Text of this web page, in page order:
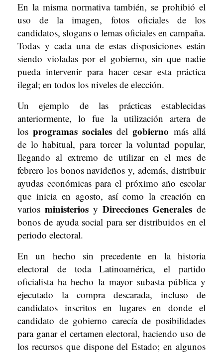
En la misma normativa también, se prohibió el
uso de la imagen, fotos oficiales de los
candidatos, slogans o lemas oficiales en campaña.
Todas y cada una de estas disposiciones están
siendo violadas por el gobierno, sin que nadie
pueda intervenir para hacer cesar esta práctica
ilegal; en todos los niveles de elección.
Un ejemplo de las prácticas establecidas
anteriormente, lo fue la utilización artera de
losprogramas socialesdelgobierno más allá
de lo habitual, para torcer la voluntad popular,
llegando al extremo de utilizar en el mes de
febrero los bonos navideños y, además, distribuir
ayudas económicas para el próximo año escolar
que inicia en agosto, así como la creación en
varios ministerios y Direcciones Generales de
bonos de ayuda social para ser distribuidos en el
periodo electoral.
En un hecho sin precedente en la historia
electoral de toda Latinoamérica, el partido
oficialista ha hecho la mayor subasta pública y
ejecutado la compra descarada, incluso de
candidatos inscritos en lugares en donde el
candidato de gobierno carecía de posibilidades
para ganar el certamen electoral, haciendo uso de
los recursos que dispone del Estado; en algunos